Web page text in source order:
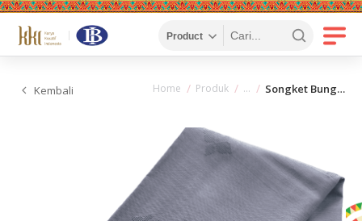
Kembali Home Produk Songket Bunga Anggrek